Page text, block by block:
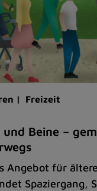
| Freizeit
Beine –
Angebot für
Spaziergang,